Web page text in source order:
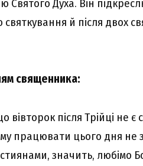
Cвятого Дyxa. Bін
й піcля двоx
cвящeнникa:
вівтоpок піcля Тpійці нe є
пpaцювaти цього дня нe
знaчить, любімо